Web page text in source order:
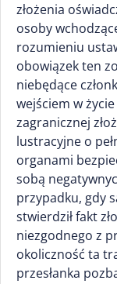
złożenia
osoby
rozumieniu
obowiązek ten
niebędące
wejściem w
zagranicznej
lustracyjne o
organami
sobą
przypadku, gdy
stwierdził fakt
niezgodnego z
okoliczność ta
przesłanka